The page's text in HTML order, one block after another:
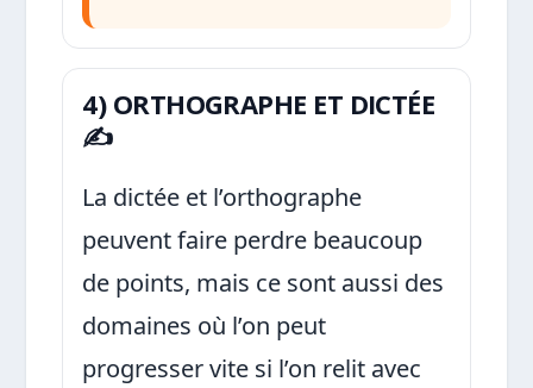
4) ORTHOGRAPHE ET DICTÉE
✍️
La dictée et l’orthographe
peuvent faire perdre beaucoup
de points, mais ce sont aussi des
domaines où l’on peut
progresser vite si l’on relit avec